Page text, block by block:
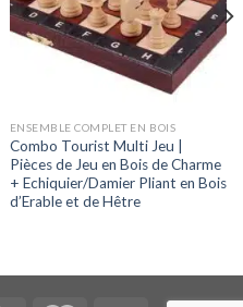
ENSEMBLE COMPLET EN BOIS
Combo Tourist Multi Jeu |
Pièces de Jeu en Bois de Charme
+ Echiquier/Damier Pliant en Bois
d’Erable et de Hêtre